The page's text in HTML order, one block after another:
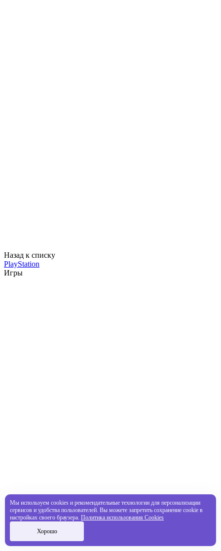
Назад к списку
PlayStation
Игры
Мы используем cookies и рекомендательные технологии для персонализации
сервисов и удобства пользователей. Вы можете запретить сохранение cookie в
настройках своего браузера. Политика использования Cookies
Хорошо